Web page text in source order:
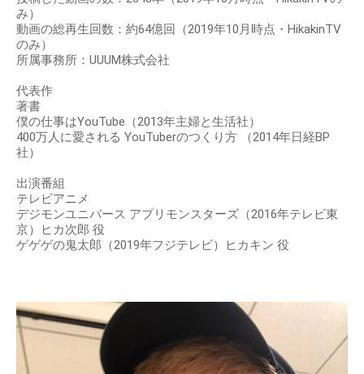
み）
動画の総再生回数：約64億回（2019年10月時点・HikakinTV
のみ）
所属事務所：UUUM株式会社
代表作
著書
僕の仕事はYouTube（2013年主婦と生活社）
400万人に愛される YouTuberのつくり方 （2014年日経BP
社）
出演番組
テレビアニメ
デジモンユニバース アプリモンスターズ（2016年テレビ東
京）ヒカ次郎 役
ゲゲゲの鬼太郎（2019年フジテレビ）ヒカキン 役